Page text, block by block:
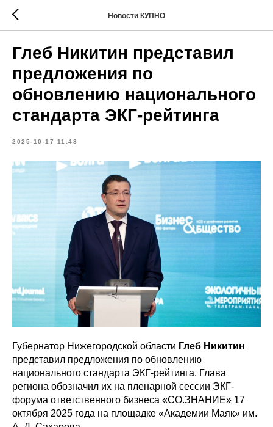
Новости КУПНО
Глеб Никитин представил
предложения по
обновлению национального
стандарта ЭКГ-рейтинга
2025-10-17 11:48
Губернатор Нижегородской области Глеб Никитин
представил предложения по обновлению
национального стандарта ЭКГ-рейтинга. Глава
региона обозначил их на пленарной сессии ЭКГ-
форума ответственного бизнеса «СО.ЗНАНИЕ» 17
октября 2025 года на площадке «Академии Маяк» им.